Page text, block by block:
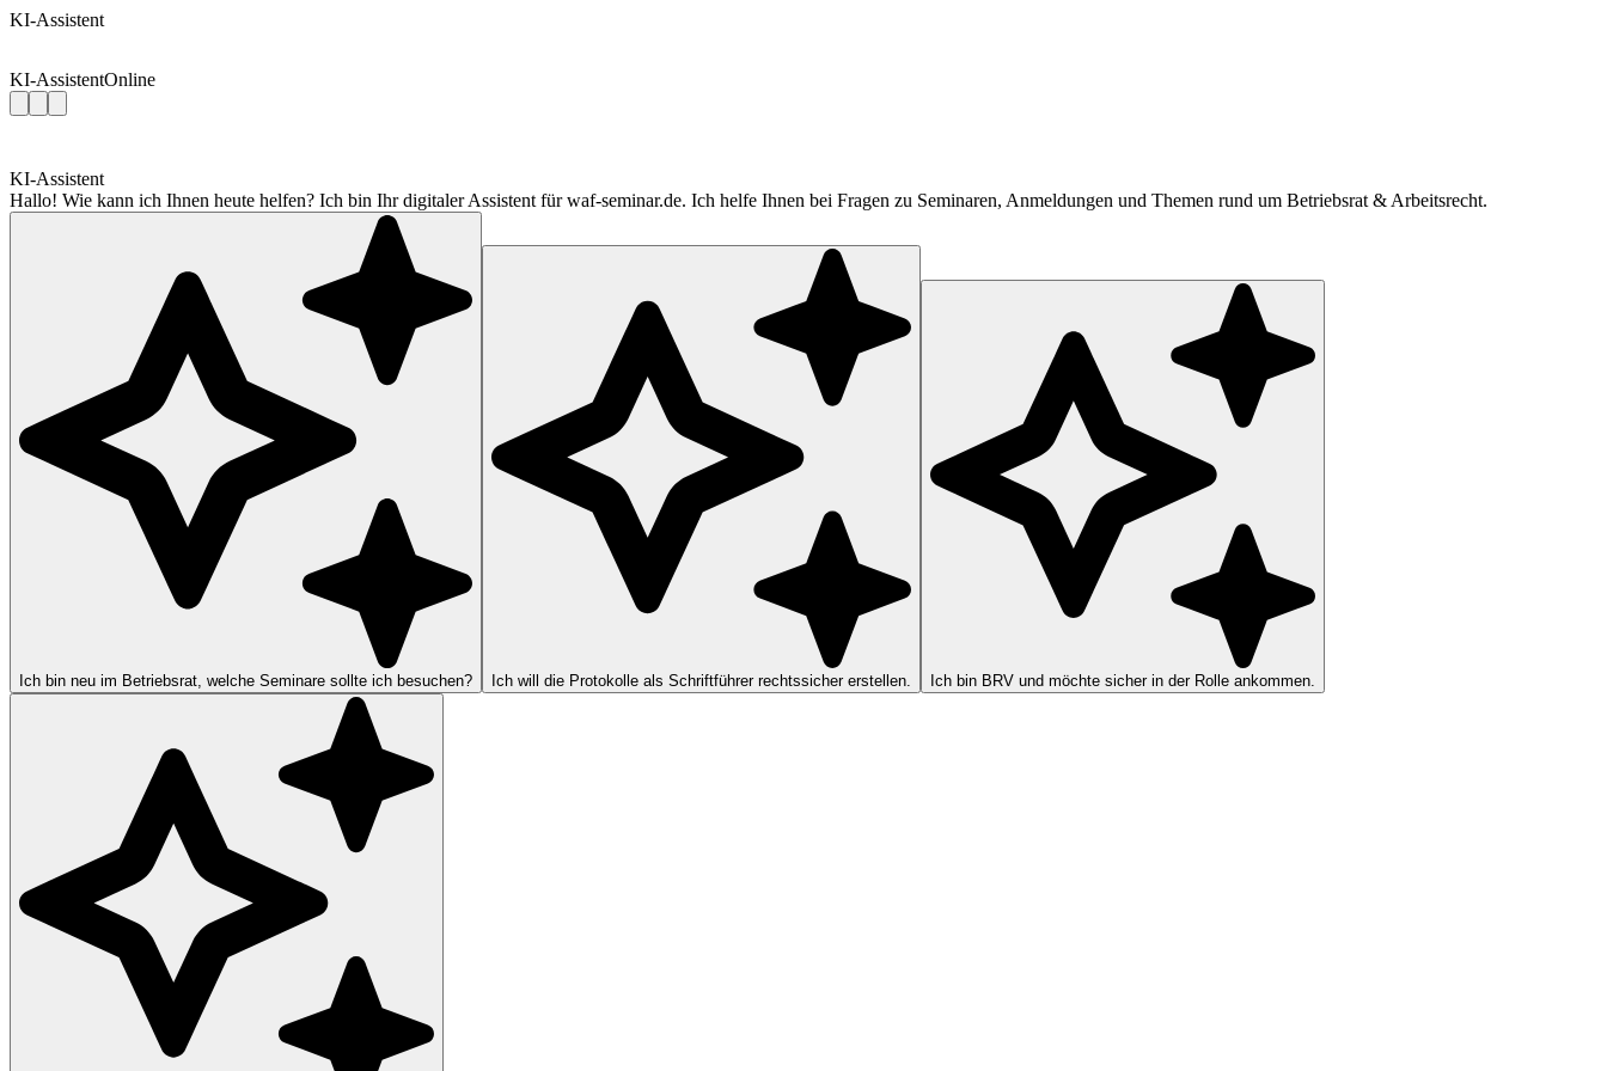
KI-Assistent
KI-AssistentOnline
KI-Assistent
Hallo! Wie kann ich Ihnen heute helfen? Ich bin Ihr digitaler Assistent für waf-seminar.de. Ich helfe Ihnen bei Fragen zu Seminaren, Anmeldungen und Themen rund um Betriebsrat & Arbeitsrecht.
Ich bin neu im Betriebsrat, welche Seminare sollte ich besuchen? Ich will die Protokolle als Schriftführer rechtssicher erstellen. Ich bin BRV und möchte sicher in der Rolle ankommen.